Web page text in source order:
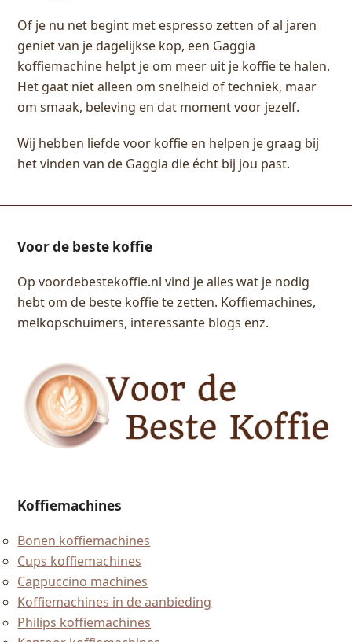
Of je nu net begint met espresso zetten of al jaren
geniet van je dagelijkse kop, een Gaggia
koffiemachine helpt je om meer uit je koffie te halen.
Het gaat niet alleen om snelheid of techniek, maar
om smaak, beleving en dat moment voor jezelf.
Wij hebben liefde voor koffie en helpen je graag bij
het vinden van de Gaggia die écht bij jou past.
Voor de beste koffie
Op voordebestekoffie.nl vind je alles wat je nodig
hebt om de beste koffie te zetten. Koffiemachines,
melkopschuimers, interessante blogs enz.
Koffiemachines
Bonen koffiemachines
Cups koffiemachines
Cappuccino machines
Koffiemachines in de aanbieding
Philips koffiemachines